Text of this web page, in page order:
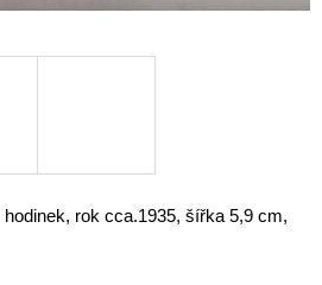
rok cca.1935, šířka 5,9 cm,